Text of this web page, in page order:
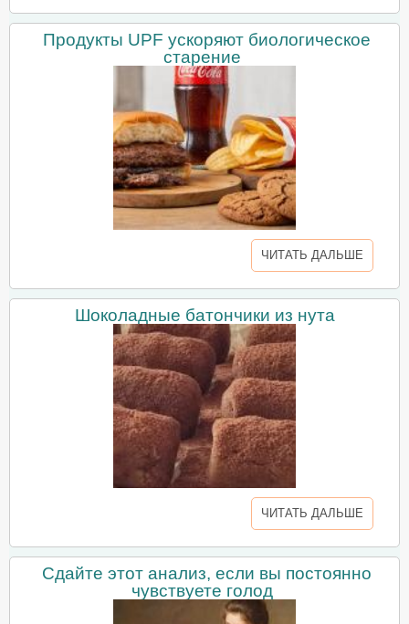
Продукты UPF ускоряют биологическое
старение
ЧИТАТЬ ДАЛЬШЕ
Шоколадные батончики из нута
ЧИТАТЬ ДАЛЬШЕ
Сдайте этот анализ, если вы постоянно
чувствуете голод